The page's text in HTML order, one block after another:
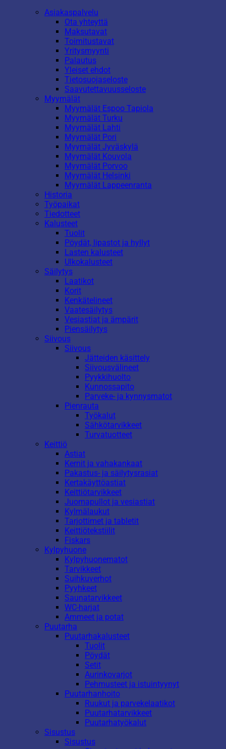
Asiakaspalvelu
Ota yhteyttä
Maksutavat
Toimitustavat
Yritysmyynti
Palautus
Yleiset ehdot
Tietosuojaseloste
Saavutettavuusseloste
Myymälät
Myymälät Espoo Tapiola
Myymälät Turku
Myymälät Lahti
Myymälät Pori
Myymälät Jyväskylä
Myymälät Kouvola
Myymälät Porvoo
Myymälät Helsinki
Myymälät Lappeenranta
Historia
Työpaikat
Tiedotteet
Kalusteet
Tuolit
Pöydät, lipastot ja hyllyt
Lasten kalusteet
Ulkokalusteet
Säilytys
Laatikot
Korit
Kenkätelineet
Vaatesäilytys
Vesiastiat ja ämpärit
Piensäilytys
Siivous
Siivous
Jätteiden käsittely
Siivousvälineet
Pyykkihuolto
Kunnossapito
Parveke- ja kynnysmatot
Pienrauta
Työkalut
Sähkötarvikkeet
Turvatuotteet
Keittiö
Astiat
Kernit ja vahakankaat
Pakastus- ja säilytysrasiat
Kertakäyttöastiat
Keittiötarvikkeet
Juomapullot ja vesiastiat
Kylmälaukut
Tarjottimet ja tabletit
Keittiötekstiilit
Fiskars
Kylpyhuone
Kylpyhuonematot
Tarvikkeet
Suihkuverhot
Pyyhkeet
Saunatarvikkeet
WC-harjat
Ammeet ja potat
Puutarha
Puutarhakalusteet
Tuolit
Pöydät
Setit
Aurinkovarjot
Pehmusteet ja istuintyynyt
Puutarhanhoito
Ruukut ja parvekelaatikot
Puutarhatarvikkeet
Puutarhatyökalut
Sisustus
Sisustus